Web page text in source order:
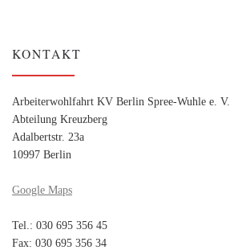
KONTAKT
Arbeiterwohlfahrt KV Berlin Spree-Wuhle e. V.
Abteilung Kreuzberg
Adalbertstr. 23a
10997 Berlin
Google Maps
Tel.: 030 695 356 45
Fax: 030 695 356 34